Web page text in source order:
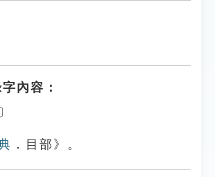
內容：
．目部》。